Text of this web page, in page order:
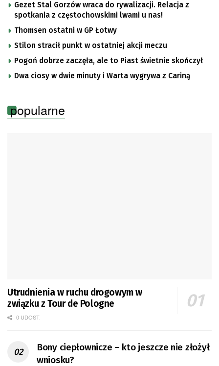
Gezet Stal Gorzów wraca do rywalizacji. Relacja z
spotkania z częstochowskimi lwami u nas!
Thomsen ostatni w GP Łotwy
Stilon stracił punkt w ostatniej akcji meczu
Pogoń dobrze zaczęła, ale to Piast świetnie skończył
Dwa ciosy w dwie minuty i Warta wygrywa z Cariną
popularne
Utrudnienia w ruchu drogowym w
związku z Tour de Pologne
0 UDOST.
Bony ciepłownicze – kto jeszcze nie złożył
wniosku?